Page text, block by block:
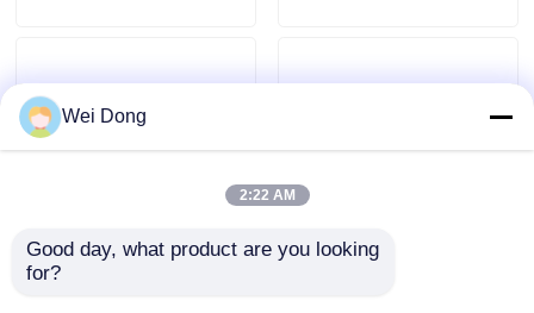
মামলা
রেলওয়ে এয়ার ব্রেক সিস্টেমের
Wei Dong
2:22 AM
Good day, what product are you looking
for?